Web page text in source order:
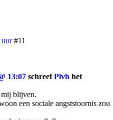
uur #11
13:07 schreefPlvh het
mij blijven.
een sociale angststoornis zou